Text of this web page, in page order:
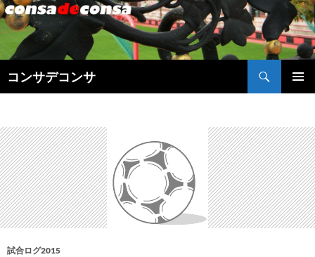
コンサデコンサ
索
ン
ツ
へ
ス
キ
ッ
プ
試合ログ2015